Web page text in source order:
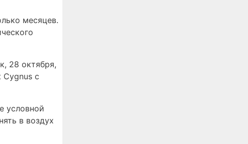
месяцев.
28 октября,
Cygnus с
условной
в воздух